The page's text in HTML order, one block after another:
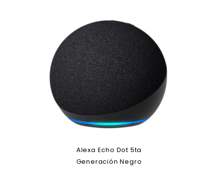
Alexa Echo Dot 5ta
Generación Negro